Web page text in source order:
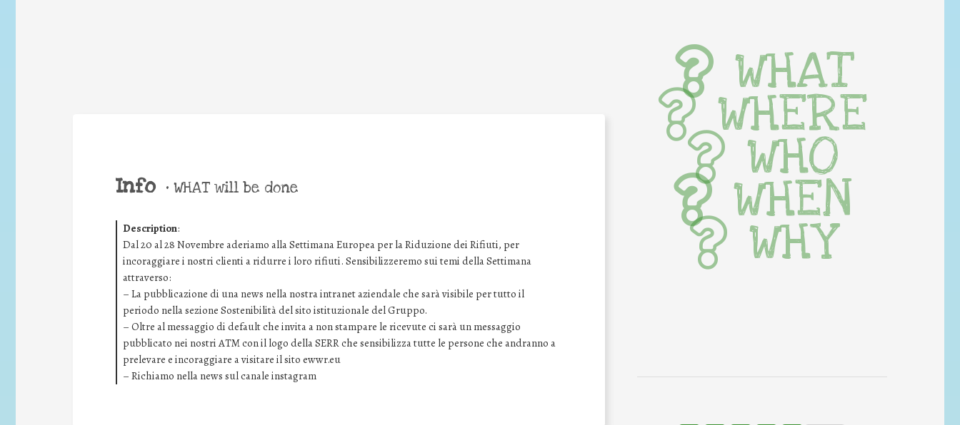
Info • WHAT will be done
Description:
Dal 20 al 28 Novembre aderiamo alla Settimana Europea per la Riduzione dei Rifiuti, per
incoraggiare i nostri clienti a ridurre i loro rifiuti. Sensibilizzeremo sui temi della Settimana
attraverso:
– La pubblicazione di una news nella nostra intranet aziendale che sarà visibile per tutto il
periodo nella sezione Sostenibilità del sito istituzionale del Gruppo.
– Oltre al messaggio di default che invita a non stampare le ricevute ci sarà un messaggio
pubblicato nei nostri ATM con il logo della SERR che sensibilizza tutte le persone che andranno a
prelevare e incoraggiare a visitare il sito ewwr.eu
– Richiamo nella news sul canale instagram
WHAT
WHERE
WHO
WHEN
WHY